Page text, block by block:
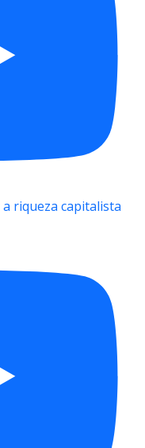
riqueza capitalista